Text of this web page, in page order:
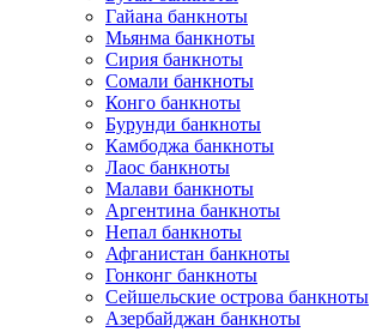
Гайана банкноты
Мьянма банкноты
Сирия банкноты
Сомали банкноты
Конго банкноты
Бурунди банкноты
Камбоджа банкноты
Лаос банкноты
Малави банкноты
Аргентина банкноты
Непал банкноты
Афганистан банкноты
Гонконг банкноты
Сейшельские острова банкноты
Азербайджан банкноты